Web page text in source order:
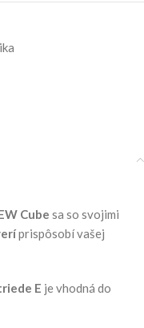
Cube sa so svojimi
prispôsobí vašej
E je vhodná do